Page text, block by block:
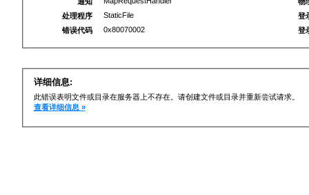
处理程序
StaticFile
错误代码
0x80070002
登
登
详细信息:
此错误表明文件或目录在服务器上不存在。请创建文件或目录并重新尝试请求。
查看详细信息 »